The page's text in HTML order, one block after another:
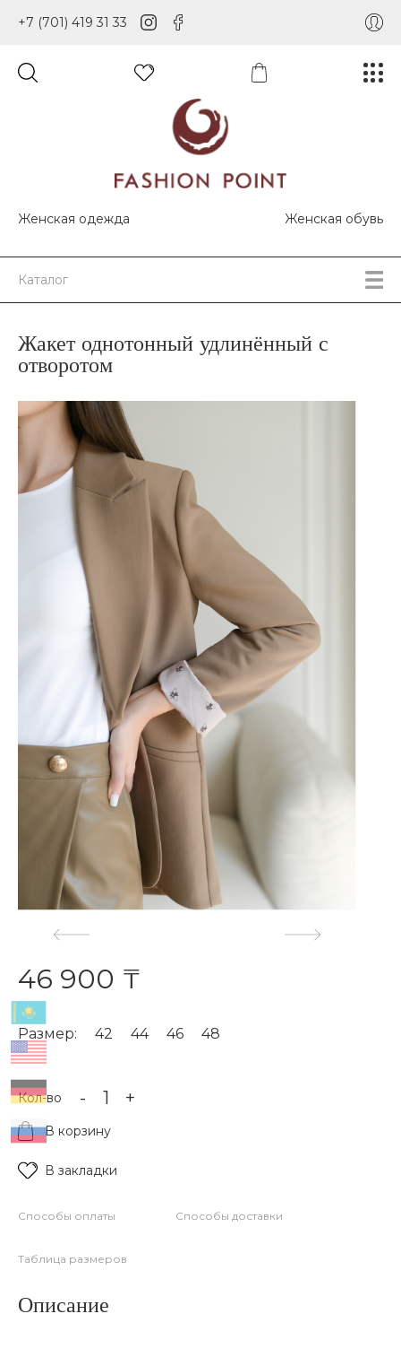
+7 (701) 419 31 33
Женская одежда Женская обувь
Каталог
Жакет однотонный удлинённый с
отворотом
46 900 ₸
Размер: 42 44 46 48
Кол-во - +
В корзину
В закладки
Способы оплаты Способы доставки
Таблица размеров
Описание